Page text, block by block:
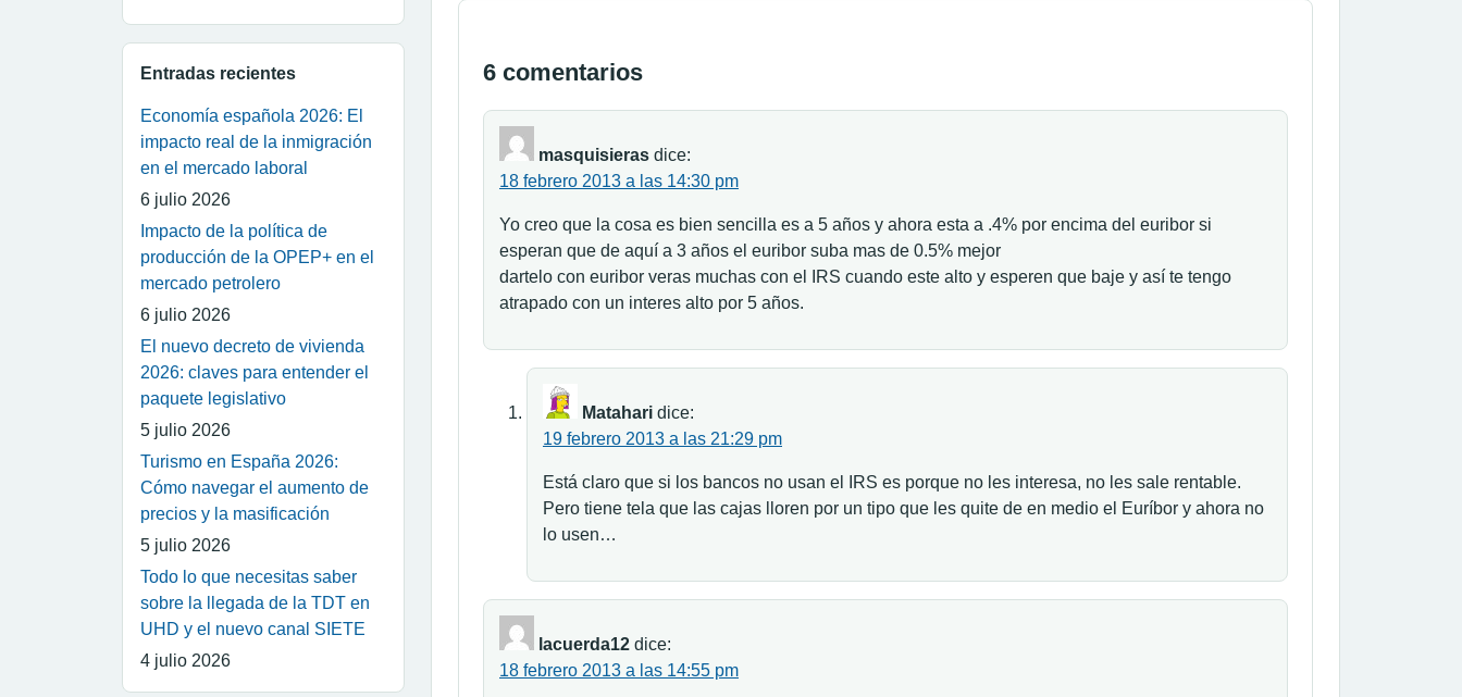
Entradas recientes
Economía española 2026: El
impacto real de la inmigración
en el mercado laboral
6 julio 2026
Impacto de la política de
producción de la OPEP+ en el
mercado petrolero
6 julio 2026
El nuevo decreto de vivienda
2026: claves para entender el
paquete legislativo
5 julio 2026
Turismo en España 2026:
Cómo navegar el aumento de
precios y la masificación
5 julio 2026
Todo lo que necesitas saber
sobre la llegada de la TDT en
UHD y el nuevo canal SIETE
4 julio 2026
6 comentarios
masquisieras dice:
18 febrero 2013 a las 14:30 pm
Yo creo que la cosa es bien sencilla es a 5 años y ahora esta a .4% por encima del euribor si
esperan que de aquí a 3 años el euribor suba mas de 0.5% mejor
dartelo con euribor veras muchas con el IRS cuando este alto y esperen que baje y así te tengo
atrapado con un interes alto por 5 años.
Matahari dice:
19 febrero 2013 a las 21:29 pm
Está claro que si los bancos no usan el IRS es porque no les interesa, no les sale rentable.
Pero tiene tela que las cajas lloren por un tipo que les quite de en medio el Euríbor y ahora no
lo usen…
lacuerda12 dice:
18 febrero 2013 a las 14:55 pm